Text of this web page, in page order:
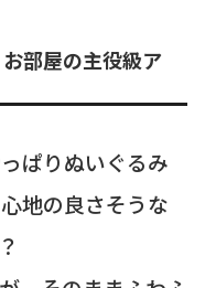
部屋の主役級ア
ぱりぬいぐるみ
地の良さそうな